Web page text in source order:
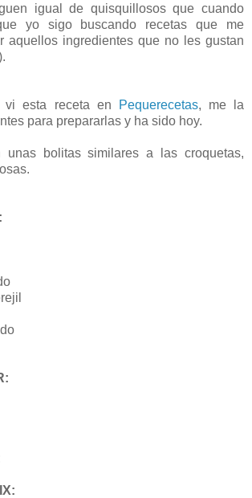
igual de quisquillosos que cuando
yo sigo buscando recetas que me
aquellos ingredientes que no les gustan
vi esta receta en Pequerecetas, me la
para prepararlas y ha sido hoy.
unas bolitas similares a las croquetas,